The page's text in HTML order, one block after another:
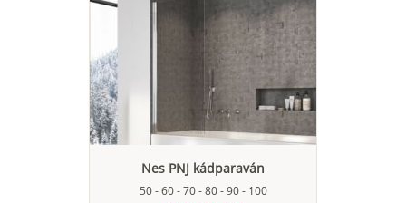
Nes PNJ kádparaván
50 - 60 - 70 - 80 - 90 - 100